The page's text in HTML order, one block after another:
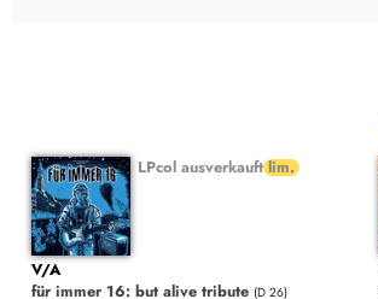
LPcol ausverkauft
V/A
für immer 16: but alive tribute (D 26)